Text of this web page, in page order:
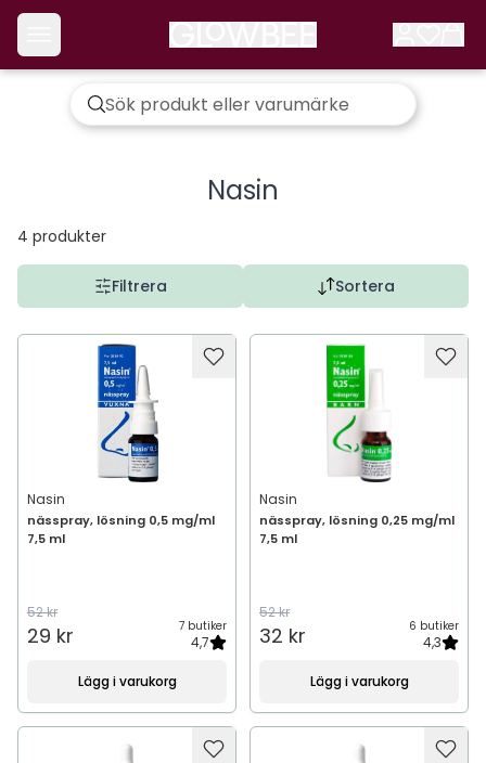
Nasin
4 produkter
Filtrera Sortera
Nasin
nässpray, lösning 0,5 mg/ml
7,5 ml
52 kr
29 kr 7 butiker
4,7
Lägg i varukorg
Nasin
nässpray, lösning 0,25 mg/ml
7,5 ml
52 kr
32 kr 6 butiker
4,3
Lägg i varukorg